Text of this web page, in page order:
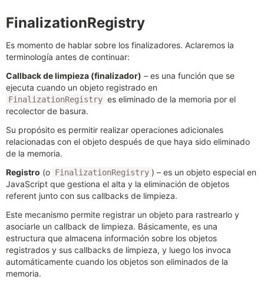
FinalizationRegistry
Es momento de hablar sobre los finalizadores. Aclaremos la
terminología antes de continuar:
Callback de limpieza (finalizador) – es una función que se
ejecuta cuando un objeto registrado en
FinalizationRegistry es eliminado de la memoria por el
recolector de basura.
Su propósito es permitir realizar operaciones adicionales
relacionadas con el objeto después de que haya sido eliminado
de la memoria.
Registro (o FinalizationRegistry ) – es un objeto especial en
JavaScript que gestiona el alta y la eliminación de objetos
referent junto con sus callbacks de limpieza.
Este mecanismo permite registrar un objeto para rastrearlo y
asociarle un callback de limpieza. Básicamente, es una
estructura que almacena información sobre los objetos
registrados y sus callbacks de limpieza, y luego los invoca
automáticamente cuando los objetos son eliminados de la
memoria.